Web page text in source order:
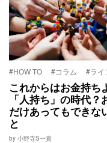
#HOW TO #コラム #ライ
これからはお金持ち
「人持ち」の時代？
だけあってもできな
と
by 小野寺S一貴